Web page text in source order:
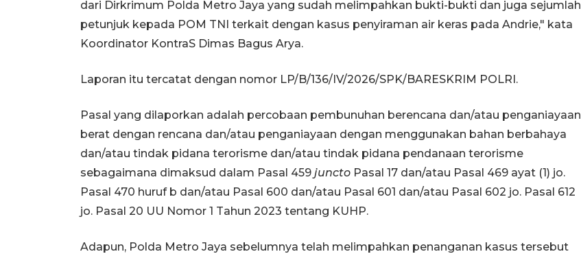
dari Dirkrimum Polda Metro Jaya yang sudah melimpahkan bukti-bukti dan juga sejumlah
petunjuk kepada POM TNI terkait dengan kasus penyiraman air keras pada Andrie," kata
Koordinator KontraS Dimas Bagus Arya.
Laporan itu tercatat dengan nomor LP/B/136/IV/2026/SPK/BARESKRIM POLRI.
Pasal yang dilaporkan adalah percobaan pembunuhan berencana dan/atau penganiayaan
berat dengan rencana dan/atau penganiayaan dengan menggunakan bahan berbahaya
dan/atau tindak pidana terorisme dan/atau tindak pidana pendanaan terorisme
sebagaimana dimaksud dalam Pasal 459 juncto Pasal 17 dan/atau Pasal 469 ayat (1) jo.
Pasal 470 huruf b dan/atau Pasal 600 dan/atau Pasal 601 dan/atau Pasal 602 jo. Pasal 612
jo. Pasal 20 UU Nomor 1 Tahun 2023 tentang KUHP.
Adapun, Polda Metro Jaya sebelumnya telah melimpahkan penanganan kasus tersebut